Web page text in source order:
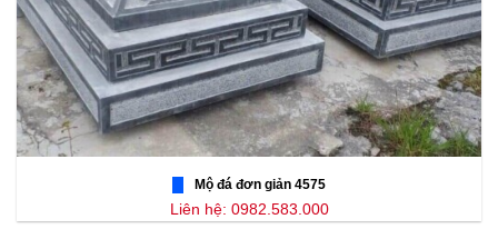
Mộ đá đơn giản 4575
Liên hệ: 0982.583.000